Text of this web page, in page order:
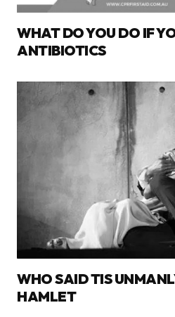
WHAT DO YOU DO IF
ANTIBIOTICS
WHO SAID TIS
HAMLET